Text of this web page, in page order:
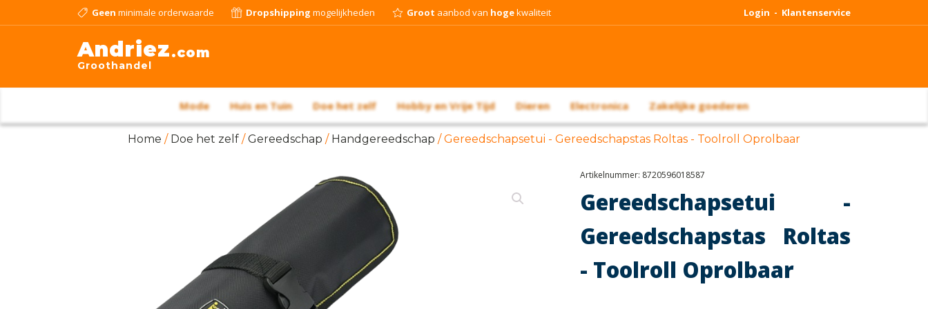
Geen minimale orderwaarde Dropshipping mogelijkheden Groot aanbod van hogekwaliteit Login - Klantenservice
Andriez.com
Groothandel
Mode Huis en Tuin Doe het zelf Hobby en Vrije Tijd Dieren Electronica Zakelijke goederen
Home / Doe het zelf /Gereedschap / Handgereedschap / Gereedschapsetui - Gereedschapstas Roltas - Toolroll Oprolbaar
Artikelnummer: 8720596018587
Gereedschapsetui -
Gereedschapstas Roltas
- Toolroll Oprolbaar